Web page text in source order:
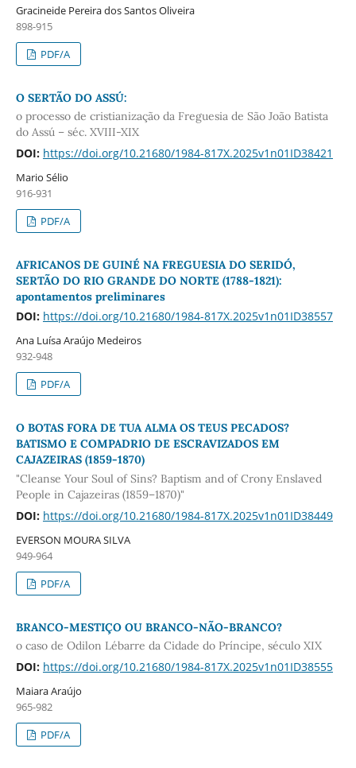
Gracineide Pereira dos Santos Oliveira
898-915
PDF/A
O SERTÃO DO ASSÚ:
o processo de cristianização da Freguesia de São João Batista
do Assú – séc. XVIII-XIX
DOI: https://doi.org/10.21680/1984-817X.2025v1n01ID38421
Mario Sélio
916-931
PDF/A
AFRICANOS DE GUINÉ NA FREGUESIA DO SERIDÓ,
SERTÃO DO RIO GRANDE DO NORTE (1788-1821):
apontamentos preliminares
DOI: https://doi.org/10.21680/1984-817X.2025v1n01ID38557
Ana Luísa Araújo Medeiros
932-948
PDF/A
O BOTAS FORA DE TUA ALMA OS TEUS PECADOS?
BATISMO E COMPADRIO DE ESCRAVIZADOS EM
CAJAZEIRAS (1859-1870)
"Cleanse Your Soul of Sins? Baptism and of Crony Enslaved
People in Cajazeiras (1859–1870)"
DOI: https://doi.org/10.21680/1984-817X.2025v1n01ID38449
EVERSON MOURA SILVA
949-964
PDF/A
BRANCO-MESTIÇO OU BRANCO-NÃO-BRANCO?
o caso de Odilon Lébarre da Cidade do Príncipe, século XIX
DOI: https://doi.org/10.21680/1984-817X.2025v1n01ID38555
Maiara Araújo
965-982
PDF/A